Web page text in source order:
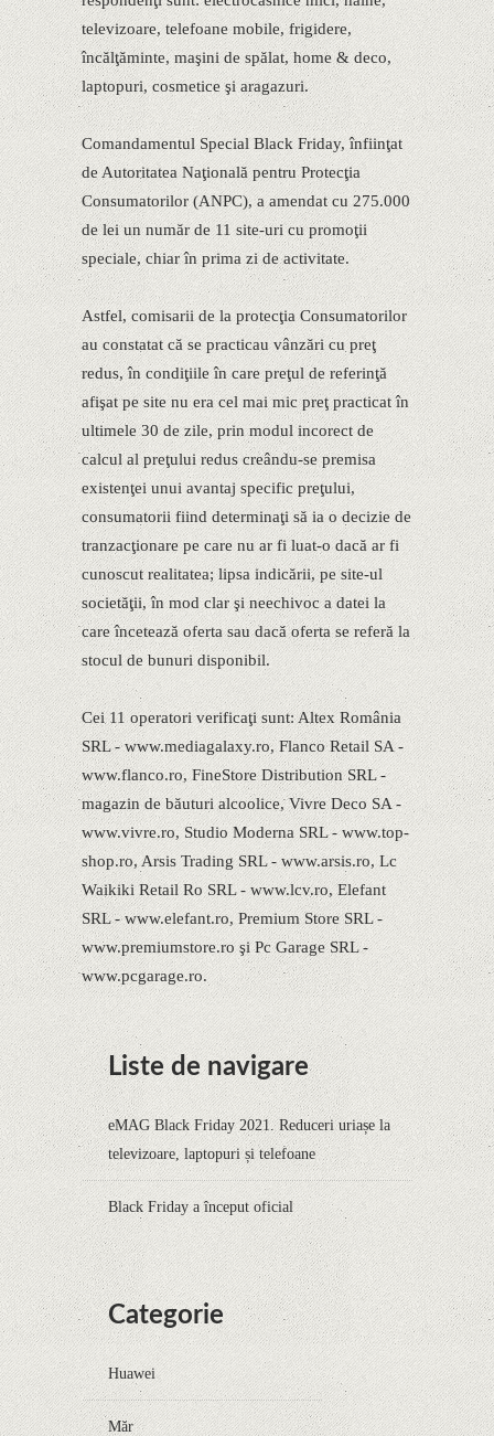
televizoare, telefoane mobile, frigidere,
încălţăminte, maşini de spălat, home & deco,
laptopuri, cosmetice şi aragazuri.
Comandamentul Special Black Friday, înfiinţat
de Autoritatea Naţională pentru Protecţia
Consumatorilor (ANPC), a amendat cu 275.000
de lei un număr de 11 site-uri cu promoţii
speciale, chiar în prima zi de activitate.
Astfel, comisarii de la protecţia Consumatorilor
au constatat că se practicau vânzări cu preţ
redus, în condiţiile în care preţul de referinţă
afişat pe site nu era cel mai mic preţ practicat în
ultimele 30 de zile, prin modul incorect de
calcul al preţului redus creându-se premisa
existenţei unui avantaj specific preţului,
consumatorii fiind determinaţi să ia o decizie de
tranzacţionare pe care nu ar fi luat-o dacă ar fi
cunoscut realitatea; lipsa indicării, pe site-ul
societăţii, în mod clar şi neechivoc a datei la
care încetează oferta sau dacă oferta se referă la
stocul de bunuri disponibil.
Cei 11 operatori verificaţi sunt: Altex România
SRL - www.mediagalaxy.ro, Flanco Retail SA -
www.flanco.ro, FineStore Distribution SRL -
magazin de băuturi alcoolice, Vivre Deco SA -
www.vivre.ro, Studio Moderna SRL - www.top-
shop.ro, Arsis Trading SRL - www.arsis.ro, Lc
Waikiki Retail Ro SRL - www.lcv.ro, Elefant
SRL - www.elefant.ro, Premium Store SRL -
www.premiumstore.ro şi Pc Garage SRL -
www.pcgarage.ro.
Liste de navigare
eMAG Black Friday 2021. Reduceri uriașe la
televizoare, laptopuri și telefoane
Black Friday a început oficial
Categorie
Huawei
Măr